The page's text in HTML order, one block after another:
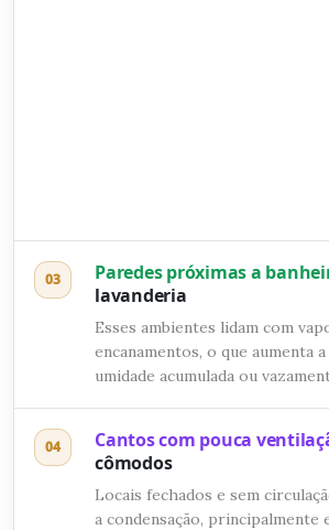
03 Paredes próximas a
lavanderia
Esses ambientes lidam com
encanamentos, o que aumenta
umidade acumulada ou
04 Cantos com pouca
cômodos
Locais fechados e sem
a condensação, principalmente